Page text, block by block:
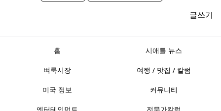
글쓰기
홈 시애틀 뉴스
벼룩시장 여행 / 맛집 / 칼럼
미국 정보 커뮤니티